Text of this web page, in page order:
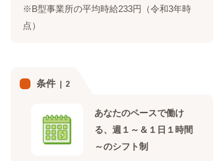
※B型事業所の平均時給233円（令和3年時
点）
条件 2
あなたのペースで働け
る、週１～＆１日１時間
～のシフト制